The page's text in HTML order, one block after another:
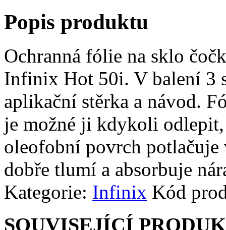
Popis produktu
Ochranná fólie na sklo
Infinix Hot 50i. V balení 3
aplikační stěrka a návod.
je možné ji kdykoli
oleofobní povrch
dobře tlumí a absorbuje
Kategorie: Infinix Kód
SOUVISEJÍCÍ